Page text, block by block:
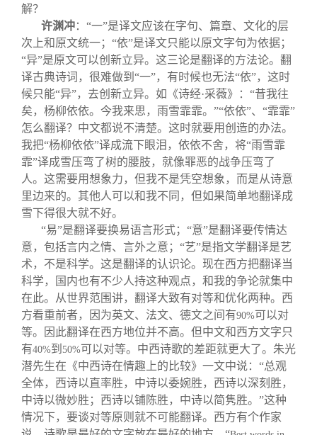
解？
许渊冲：“一”是译文应该在字句、篇章、文化的层
次上和原文统一；“依”是译文只能以原文字句为依据；
“异”是原文可以创新立异。这三论是翻译的方法论。翻
译古典诗词，很难做到“一”，有时候也无法“依”，这时
候只能“异”，去创新立异。如《诗经·采薇》：“昔我往
矣，杨柳依依。今我来思，雨雪霏霏。”“依依”、“霏霏”
怎么翻译？中文都说不清楚。这时就要用创造的办法。
我把“杨柳依依”译成流下眼泪，依依不舍，将“雨雪霏
霏”译成雪压弯了树的腰肢，就像罪恶的战争压弯了
人。这需要用想象力，但我不是凭空想象，而是从诗意
里边来的。其他人可以和我不同，但如果简单地翻译成
雪下得很大就不好。
“易”是翻译要换易语言形式；“意”是翻译要传情达
意，包括言内之情、言外之意；“艺”是指文学翻译是艺
术，不是科学。这是翻译的认识论。现在西方把翻译当
科学，国内也有不少人持这种观点，和我的争论就集中
在此。从世界范围讲，翻译大致有对等和优化两种。西
方看重前者，因为英文、法文、德文之间有90%可以对
等。因此翻译在西方地位并不高。但中文和西方文字只
有40%到 50%可以对等。中西诗歌的差距就更大了。朱光
潜先生在《中西诗在情趣上的比较》一文中说：“总观
全体，西诗以直率胜，中诗以委婉胜，西诗以深刻胜，
中诗以微妙胜；西诗以铺陈胜，中诗以简隽胜。”这种
情况下，要谈对等原则就不可能翻译。西方有个作家